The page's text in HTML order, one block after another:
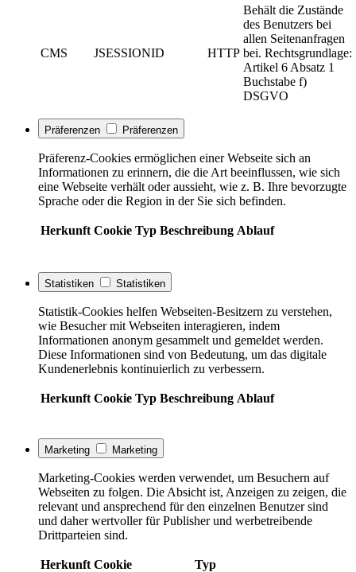
CMS JSESSIONID HTTP
Behält die Zustände
des Benutzers bei
allen Seitenanfragen
bei. Rechtsgrundlage:
Artikel 6 Absatz 1
Buchstabe f)
DSGVO
Präferenzen Präferenzen
Präferenz-Cookies ermöglichen einer Webseite sich an
Informationen zu erinnern, die die Art beeinflussen, wie sich
eine Webseite verhält oder aussieht, wie z. B. Ihre bevorzugte
Sprache oder die Region in der Sie sich befinden.
Herkunft Cookie Typ Beschreibung Ablauf
Statistiken Statistiken
Statistik-Cookies helfen Webseiten-Besitzern zu verstehen,
wie Besucher mit Webseiten interagieren, indem
Informationen anonym gesammelt und gemeldet werden.
Diese Informationen sind von Bedeutung, um das digitale
Kundenerlebnis kontinuierlich zu verbessern.
Herkunft Cookie Typ Beschreibung Ablauf
Marketing Marketing
Marketing-Cookies werden verwendet, um Besuchern auf
Webseiten zu folgen. Die Absicht ist, Anzeigen zu zeigen, die
relevant und ansprechend für den einzelnen Benutzer sind
und daher wertvoller für Publisher und werbetreibende
Drittparteien sind.
Herkunft Cookie Typ